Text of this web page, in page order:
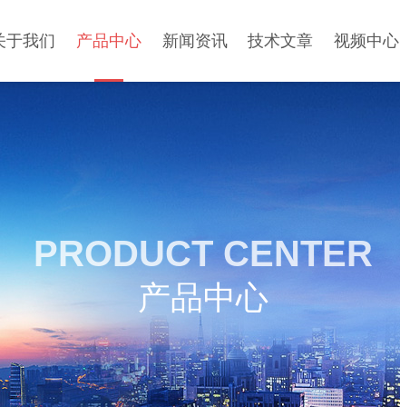
于我们 产品中心 新闻资讯 技术文章 视频中心
PRODUCT CENTER
产品中心